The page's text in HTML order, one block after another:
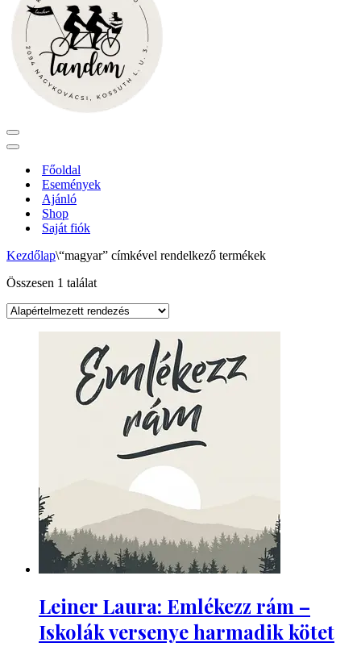
Navigation
Menu
Navigation
Főoldal
Események
Ajánló
Shop
Saját fiók
Kezdőlap\“magyar” címkével rendelkező termékek
Összesen 1 találat
Leiner Laura: Emlékezz rám –
Iskolák versenye harmadik kötet